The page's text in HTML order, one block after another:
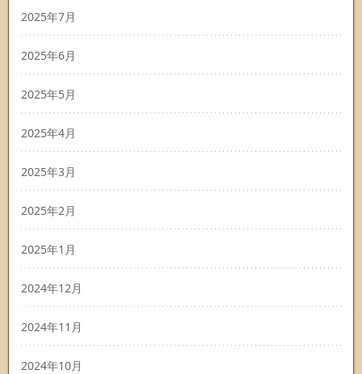
2025年7月
2025年6月
2025年5月
2025年4月
2025年3月
2025年2月
2025年1月
2024年12月
2024年11月
2024年10月